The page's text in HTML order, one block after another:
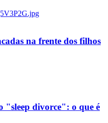
na frente dos filhos
"sleep divorce": o que é